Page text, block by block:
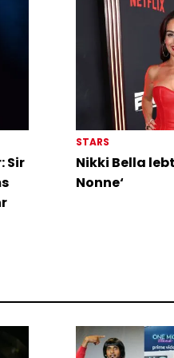
Sir
STARS
Nikki Bella
Nonne‘